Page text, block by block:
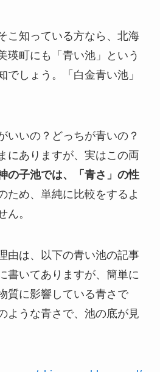
こ知っている方なら、北海
瑛町にも「青い池」という
でしょう。「白金青い池」
いいの？どっちが青いの？
にありますが、実はこの両
の子池では、「青さ」の性
ため、単純に比較をするよ
ん。
由は、以下の青い池の記事
書いてありますが、簡単に
質に影響している青さで
ような青さで、池の底が見